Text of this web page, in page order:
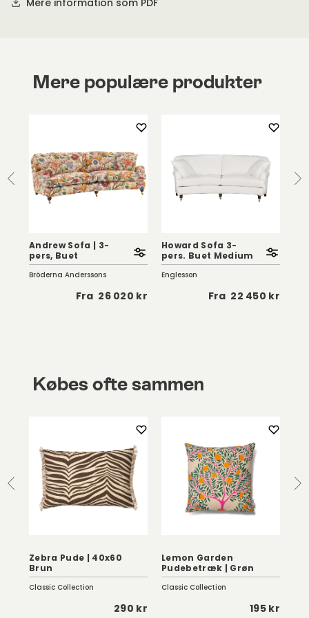
Mere information som PDF
Mere populære produkter
Andrew Sofa | 3-
pers, Buet
Bröderna Anderssons
Fra 26 020 kr
Howard Sofa 3-
pers. Buet Medium
Englesson
Fra 22 450 kr
Købes ofte sammen
Zebra Pude | 40x60
Brun
Classic Collection
290 kr
Lemon Garden
Pudebetræk | Grøn
Classic Collection
195 kr